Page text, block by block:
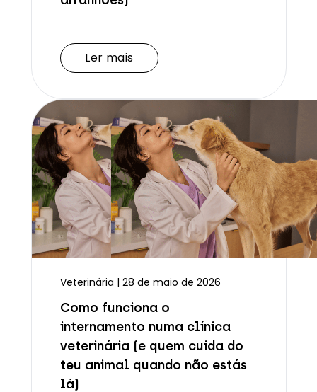
Ler mais
Veterinária | 28 de maio de 2026
Como funciona o
internamento numa clínica
veterinária (e quem cuida do
teu animal quando não estás
lá)